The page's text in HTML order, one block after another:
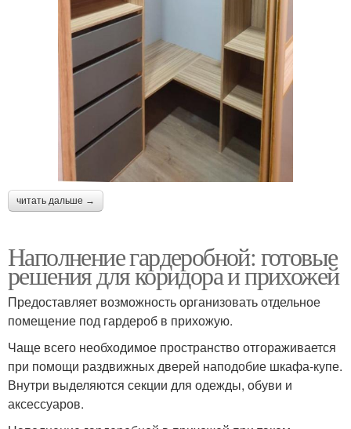
читать дальше →
Наполнение гардеробной: готовые
решения для коридора и прихожей
Предоставляет возможность организовать отдельное
помещение под гардероб в прихожую.
Чаще всего необходимое пространство отгораживается
при помощи раздвижных дверей наподобие шкафа-купе.
Внутри выделяются секции для одежды, обуви и
аксессуаров.